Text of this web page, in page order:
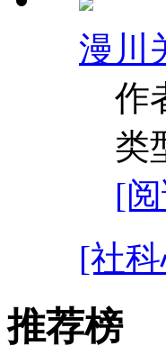
漫川
作
类
[
[社
推荐榜